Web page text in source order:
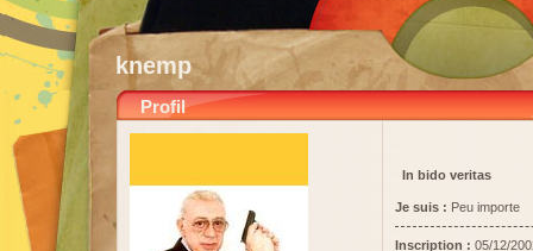
knemp
Profil
In bido veritas
Je suis : Peu importe
Inscription : 05/12/